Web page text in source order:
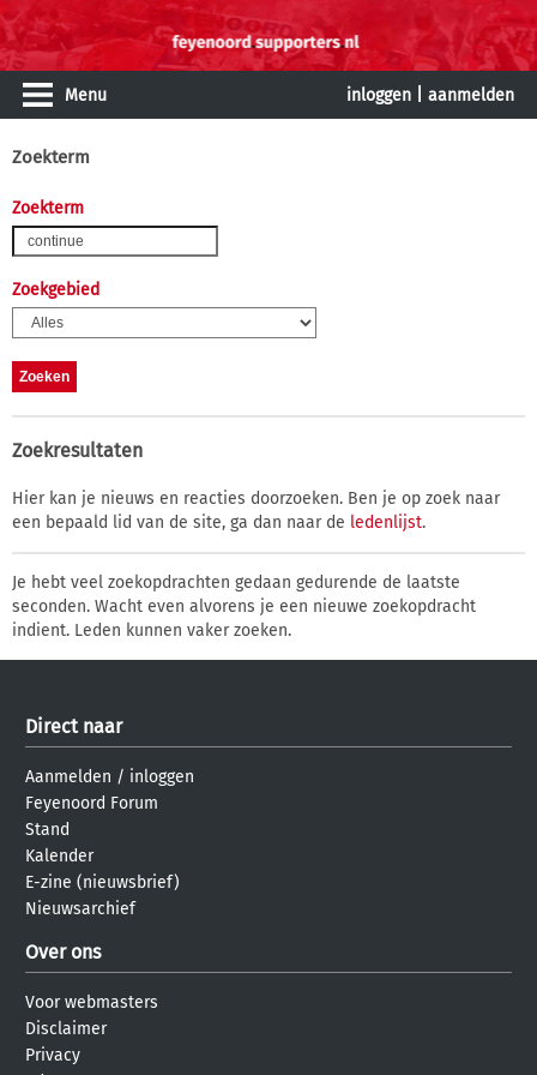
Menu inloggen aanmelden
Zoekterm
Zoekterm
Zoekgebied
Zoekresultaten
Hier kan je nieuws en reacties doorzoeken. Ben je op zoek naar
een bepaald lid van de site, ga dan naar de ledenlijst.
Je hebt veel zoekopdrachten gedaan gedurende de laatste
seconden. Wacht even alvorens je een nieuwe zoekopdracht
indient. Leden kunnen vaker zoeken.
Direct naar
Aanmelden / inloggen
Feyenoord Forum
Stand
Kalender
E-zine (nieuwsbrief)
Nieuwsarchief
Over ons
Voor webmasters
Disclaimer
Privacy